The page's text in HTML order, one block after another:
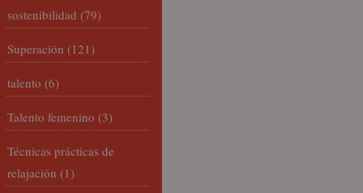
sostenibilidad (79)
Superación (121)
talento (6)
Talento femenino (3)
Técnicas prácticas de
relajación (1)